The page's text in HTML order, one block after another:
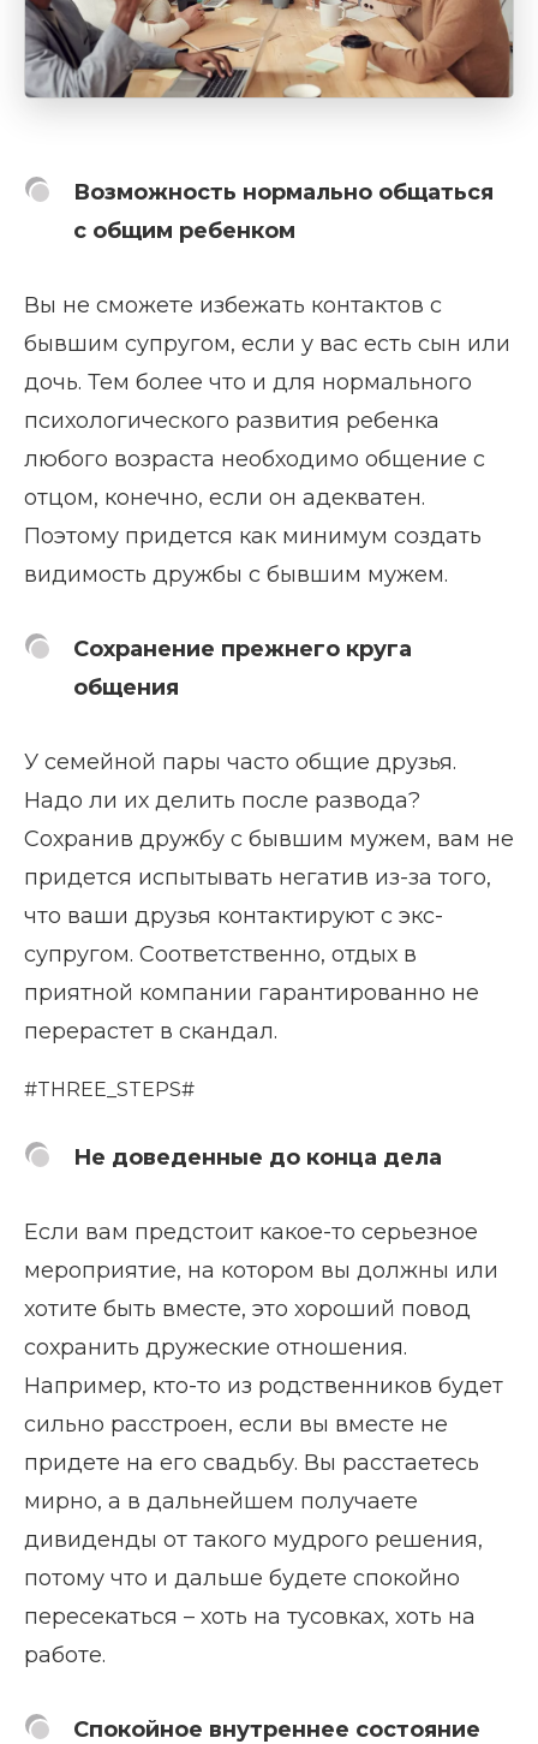
Возможность нормально общаться
с общим ребенком
Вы не сможете избежать контактов с
бывшим супругом, если у вас есть сын или
дочь. Тем более что и для нормального
психологического развития ребенка
любого возраста необходимо общение с
отцом, конечно, если он адекватен.
Поэтому придется как минимум создать
видимость дружбы с бывшим мужем.
Сохранение прежнего круга
общения
У семейной пары часто общие друзья.
Надо ли их делить после развода?
Сохранив дружбу с бывшим мужем, вам не
придется испытывать негатив из-за того,
что ваши друзья контактируют с экс-
супругом. Соответственно, отдых в
приятной компании гарантированно не
перерастет в скандал.
#THREE_STEPS#
Не доведенные до конца дела
Если вам предстоит какое-то серьезное
мероприятие, на котором вы должны или
хотите быть вместе, это хороший повод
сохранить дружеские отношения.
Например, кто-то из родственников будет
сильно расстроен, если вы вместе не
придете на его свадьбу. Вы расстаетесь
мирно, а в дальнейшем получаете
дивиденды от такого мудрого решения,
потому что и дальше будете спокойно
пересекаться – хоть на тусовках, хоть на
работе.
Спокойное внутреннее состояние